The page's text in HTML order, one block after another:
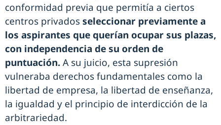
conformidad previa que permitía a ciertos
centros privadosseleccionar previamente a
los aspirantes que querían ocupar sus plazas,
con independencia de su orden de
puntuación.A su juicio, esta supresión
vulneraba derechos fundamentales como la
libertad de empresa, la libertad de enseñanza,
la igualdad y el principio de interdicción de la
arbitrariedad.